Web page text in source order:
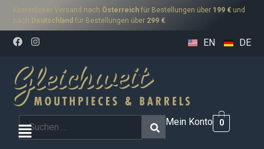
Kostenloser Versand nach Österreich für Bestellungen über 199 € und
nach Deutschland für Bestellungen über 299 €.
EN DE
Mein Konto 0